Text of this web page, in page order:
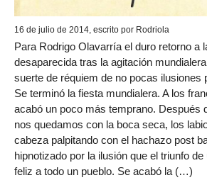
16 de julio de 2014, escrito por Rodriola
Para Rodrigo Olavarría el duro retorno a
desaparecida tras la agitación
suerte de réquiem de no pocas ilusiones
Se terminó la fiesta mundialera. A los
acabó un poco más temprano. Después
nos quedamos con la boca seca, los
cabeza palpitando con el hachazo post
hipnotizado por la ilusión que el triunfo
feliz a todo un pueblo. Se acabó la (…)